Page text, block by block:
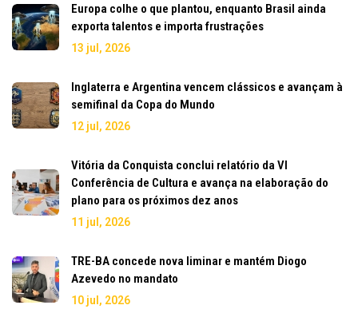
Europa colhe o que plantou, enquanto Brasil ainda
exporta talentos e importa frustrações
13 jul, 2026
Inglaterra e Argentina vencem clássicos e avançam à
semifinal da Copa do Mundo
12 jul, 2026
Vitória da Conquista conclui relatório da VI
Conferência de Cultura e avança na elaboração do
plano para os próximos dez anos
11 jul, 2026
TRE-BA concede nova liminar e mantém Diogo
Azevedo no mandato
10 jul, 2026